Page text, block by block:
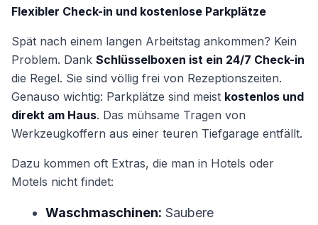
Flexibler Check-in und kostenlose Parkplätze
Spät nach einem langen Arbeitstag ankommen? Kein
Problem. Dank Schlüsselboxen ist ein 24/7 Check-in
die Regel. Sie sind völlig frei von Rezeptionszeiten.
Genauso wichtig: Parkplätze sind meist kostenlos und
direkt am Haus. Das mühsame Tragen von
Werkzeugkoffern aus einer teuren Tiefgarage entfällt.
Dazu kommen oft Extras, die man in Hotels oder
Motels nicht findet:
Waschmaschinen: Saubere